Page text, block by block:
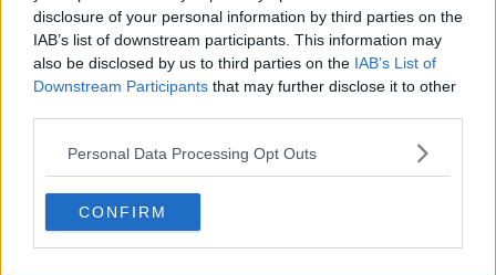
disclosure of your personal information by third parties on the
IAB’s list of downstream participants. This information may
also be disclosed by us to third parties on the IAB’s List of
Downstream Participants that may further disclose it to other
Personal Data Processing Opt Outs
CONFIRM